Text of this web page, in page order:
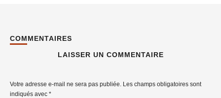
COMMENTAIRES
LAISSER UN COMMENTAIRE
Votre adresse e-mail ne sera pas publiée. Les champs obligatoires sont
indiqués avec *